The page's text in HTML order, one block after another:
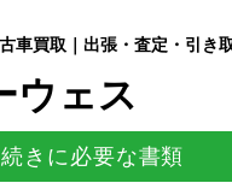
車買取｜出張・査定・引き
ウェス
きに必要な書類